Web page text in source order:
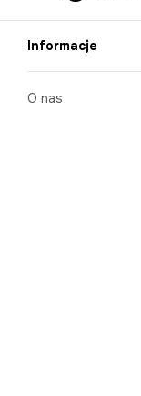
Informacje
O nas